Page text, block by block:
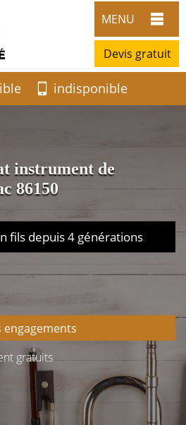
MENU
Devis gratuit
indisponible
instrument de
86150
fils depuis 4 générations
engagements
gratuits